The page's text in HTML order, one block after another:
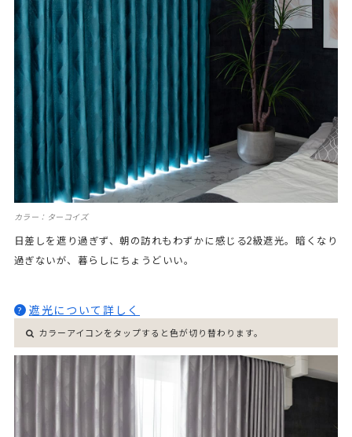
カラー：ターコイズ
日差しを遮り過ぎず、朝の訪れもわずかに感じる2級遮光。暗くなり
過ぎないが、暮らしにちょうどいい。
? 遮光について詳しく
カラーアイコンをタップすると色が切り替わります。